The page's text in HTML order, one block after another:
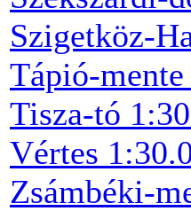
Szigetköz-
Tápió-
Tisza-tó
Vértes
Zsámbéki-